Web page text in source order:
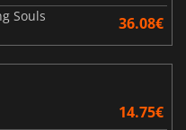
Souls 36.08€
14.75€